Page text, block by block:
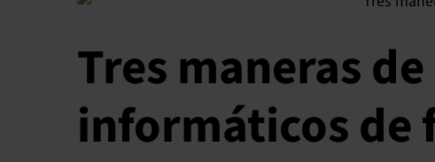
Tres maneras
informáticos de